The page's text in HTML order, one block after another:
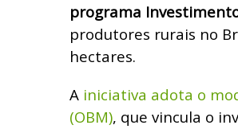
programa
produtores rurais no
hectares.
A iniciativa adota o
(OBM), que vincula o